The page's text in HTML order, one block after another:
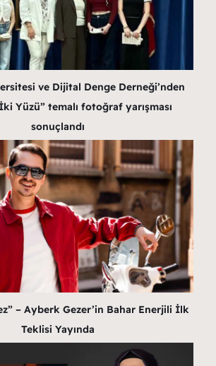
ve Dijital Denge Derneği’nden
Yüzü” temalı fotoğraf yarışması
sonuçlandı
– Ayberk Gezer’in Bahar Enerjili İlk
Teklisi Yayında